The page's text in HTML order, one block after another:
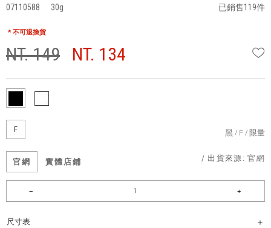
07110588 30 已銷售119件
* 不可退換貨
NT. 149 NT. 134
F 黑 F 限量
官網 實體店鋪 / 出貨來源:官網
尺寸表